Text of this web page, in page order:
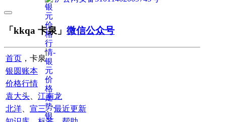
「kkqa 卡泉」 微信公众号
首页 ，卡泉
银圆账本
价格行情
袁大头
江南龙
北洋
宣三、最近更新